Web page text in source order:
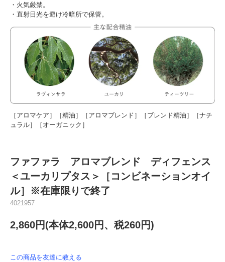
・火気厳禁。
・直射日光を避け冷暗所で保管。
［アロマケア］［精油］［アロマブレンド］［ブレンド精油］［ナチ
ュラル］［オーガニック］
ファファラ アロマブレンド ディフェンス
＜ユーカリプタス＞［コンビネーションオイ
ル］※在庫限りで終了
4021957
2,860円(本体2,600円、税260円)
この商品を友達に教える